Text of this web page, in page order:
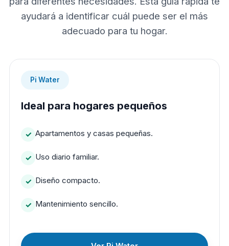
ayudará a identificar cuál puede ser el más
adecuado para tu hogar.
Pi Water
Ideal para hogares pequeños
Apartamentos y casas pequeñas.
Uso diario familiar.
Diseño compacto.
Mantenimiento sencillo.